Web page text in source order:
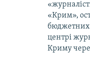
«Крим»,
бюджетних
центрі
Криму